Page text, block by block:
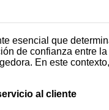
esencial que
de confianza entre
En este
al cliente